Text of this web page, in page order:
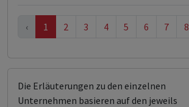
‹ 1 2 3 4 5 6 7 8
Die Erläuterungen zu den einzelnen
Unternehmen basieren auf den jeweils